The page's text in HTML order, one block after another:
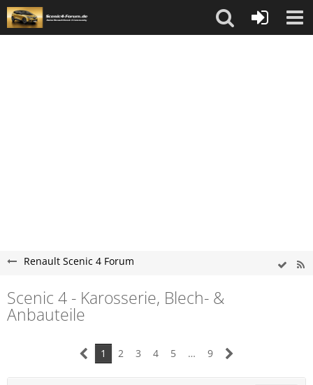
Renault Scenic 4 Forum
Scenic 4 - Karosserie, Blech- &
Anbauteile
1 2 3 4 5 … 9